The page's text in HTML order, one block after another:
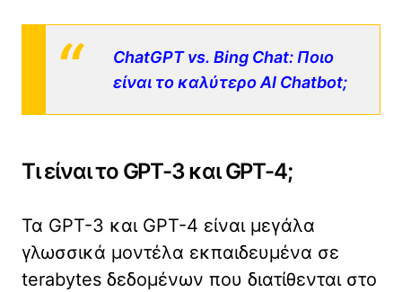
ChatGPT vs. Bing Chat: Ποιο
είναι το καλύτερο AI Chatbot;
Τι είναι το GPT-3 και GPT-4;
Τα GPT-3 και GPT-4 είναι μεγάλα
γλωσσικά μοντέλα εκπαιδευμένα σε
terabytes δεδομένων που διατίθενται στο